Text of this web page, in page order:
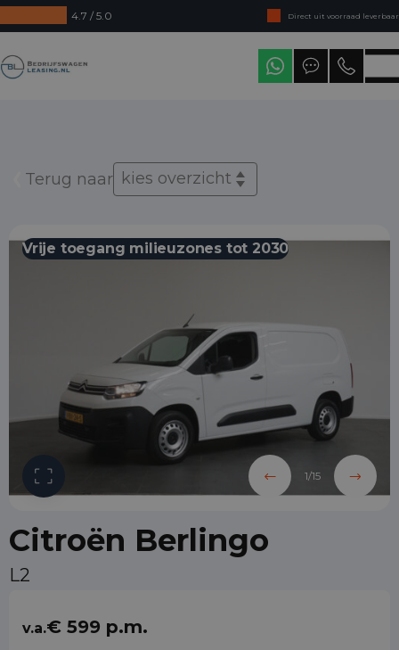
4.7 / 5.0
Direct uit voorraad leverbaar
Levering in heel Nederland
Terug naar kies overzicht
Vrije toegang milieuzones tot 2030
1/15
Citroën Berlingo
L2
v.a.€ 599 p.m.